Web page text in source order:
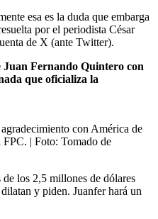
esa es la duda que embarga
por el periodista César
de X (ante Twitter).
Juan Fernando Quintero con
que oficializa la
con América de
FPC. | Foto: Tomado de
los 2,5 millones de dólares
y piden. Juanfer hará un